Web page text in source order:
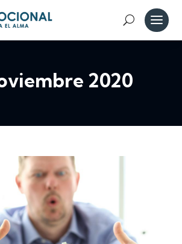
2020